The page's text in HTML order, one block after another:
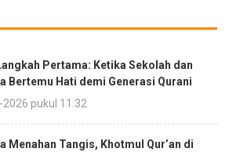
Pertama: Ketika Sekolah dan
Bertemu Hati demi Generasi Qurani
2026 pukul 11:32
Menahan Tangis, Khotmul Qur’an di